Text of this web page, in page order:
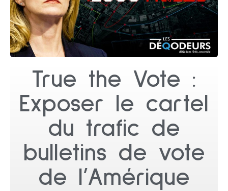
True the Vote :
Exposer le cartel
du trafic de
bulletins de vote
de l’Amérique